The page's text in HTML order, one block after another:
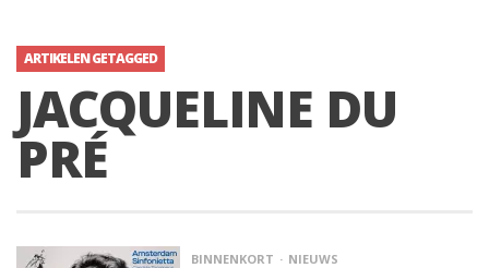
ARTIKELEN GETAGGED
JACQUELINE DU
PRÉ
BINNENKORT NIEUWS